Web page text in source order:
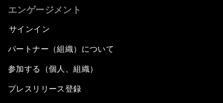
エンゲージメント
サインイン
パートナー（組織）について
参加する（個人、組織）
プレスリリース登録